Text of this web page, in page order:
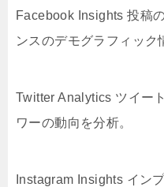
Facebook Insights 投稿
ンスのデモグラフィック
Twitter Analytics ツイー
ワーの動向を分析。
Instagram Insights イン